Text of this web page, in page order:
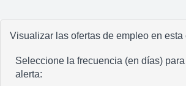
Visualizar las ofertas de empleo en esta
Seleccione la frecuencia (en días)
alerta: